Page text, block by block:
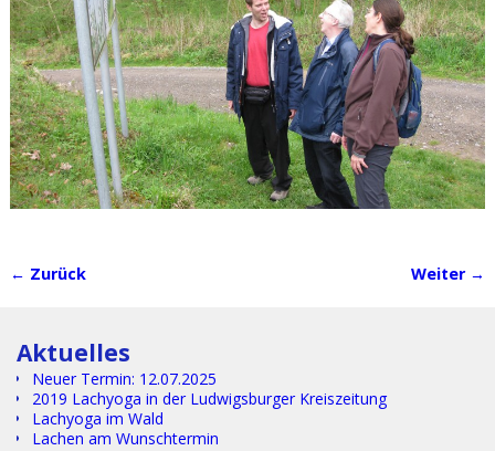
← Zurück Weiter →
Aktuelles
Neuer Termin: 12.07.2025
2019 Lachyoga in der Ludwigsburger Kreiszeitung
Lachyoga im Wald
Lachen am Wunschtermin